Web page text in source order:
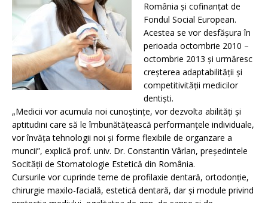
România şi cofinanţat de
Fondul Social European.
Acestea se vor desfăşura în
perioada octombrie 2010 –
octombrie 2013 şi urmăresc
creşterea adaptabilităţii şi
competitivităţii medicilor
dentişti.
„Medicii vor acumula noi cunoştinţe, vor dezvolta abilităţi şi
aptitudini care să le îmbunătăţească performanţele individuale,
vor învăţa tehnologii noi şi forme flexibile de organzare a
muncii”, explică prof. univ. Dr. Constantin Vârlan, preşedintele
Socităţii de Stomatologie Estetică din România.
Cursurile vor cuprinde teme de profilaxie dentară, ortodonţie,
chirurgie maxilo-facială, estetică dentară, dar şi module privind